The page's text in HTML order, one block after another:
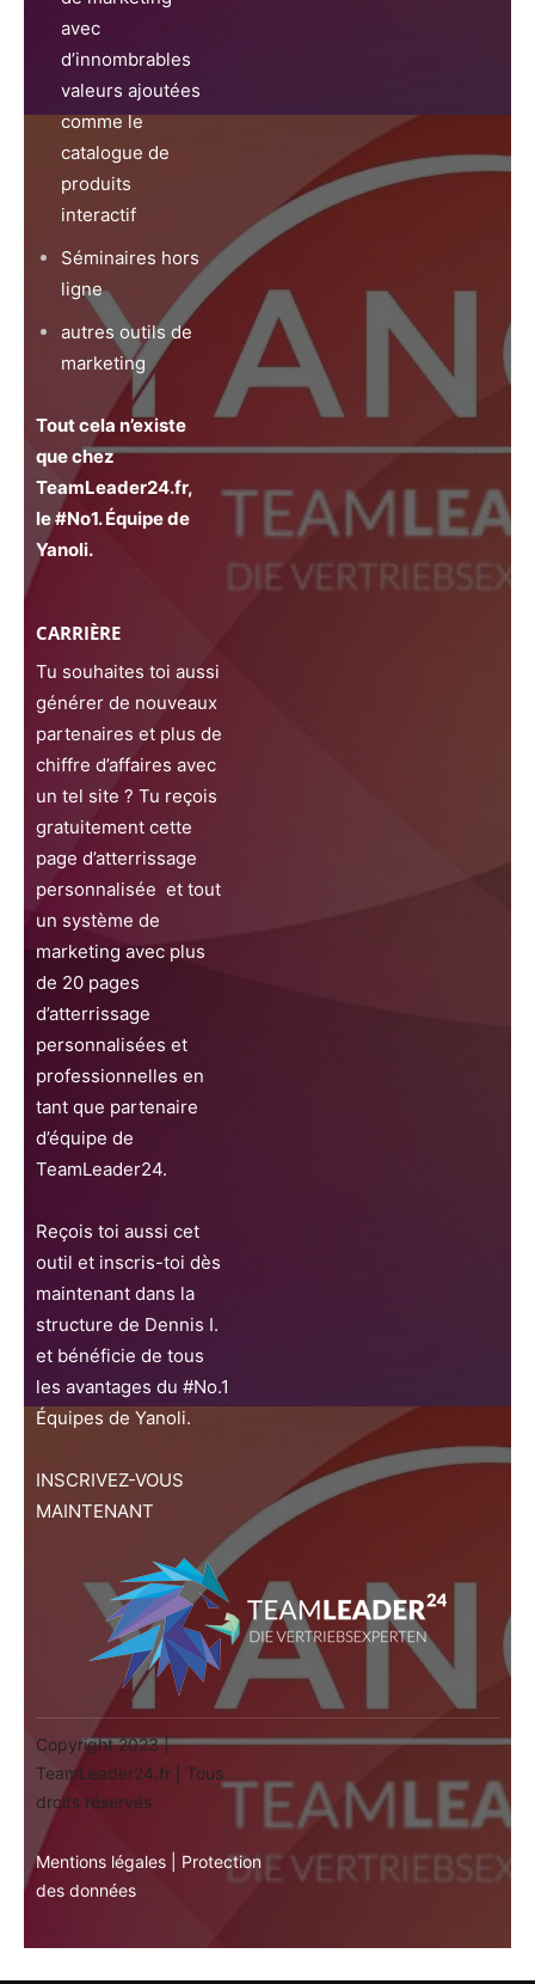
avec
d’innombrables
valeurs ajoutées
comme le
catalogue de
produits
interactif
Séminaires hors
ligne
autres outils de
marketing
Tout cela n’existe
que chez
TeamLeader24.fr,
le #No1. Équipe de
Yanoli.
CARRIÈRE
Tu souhaites toi aussi
générer de nouveaux
partenaires et plus de
chiffre d’affaires avec
un tel site ? Tu reçois
gratuitement cette
page d’atterrissage
personnalisée et tout
un système de
marketing avec plus
de 20 pages
d’atterrissage
personnalisées et
professionnelles en
tant que partenaire
d’équipe de
TeamLeader24.
Reçois toi aussi cet
outil et inscris-toi dès
maintenant dans la
structure de Dennis I.
et bénéficie de tous
les avantages du #No.1
Équipes de Yanoli.
INSCRIVEZ-VOUS
MAINTENANT
Copyright 2023 |
TeamLeader24.fr | Tous
droits réservés
Mentions légales
Protection
des données